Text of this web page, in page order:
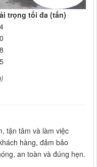
trọng tối đa (tấn)
tận tâm và làm việc
hàng, đảm bảo
an toàn và đúng hẹn.